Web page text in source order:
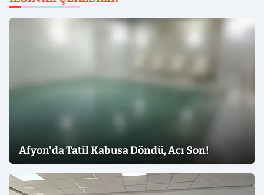
Afyon'da Tatil Kabusa Döndü, Acı Son!